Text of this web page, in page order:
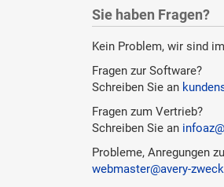
Sie haben Fragen?
Kein Problem, wir sind
Fragen zur Software?
Schreiben Sie an
Fragen zum Vertrieb?
Schreiben Sie an
Probleme, Anregungen
webmaster@avery-